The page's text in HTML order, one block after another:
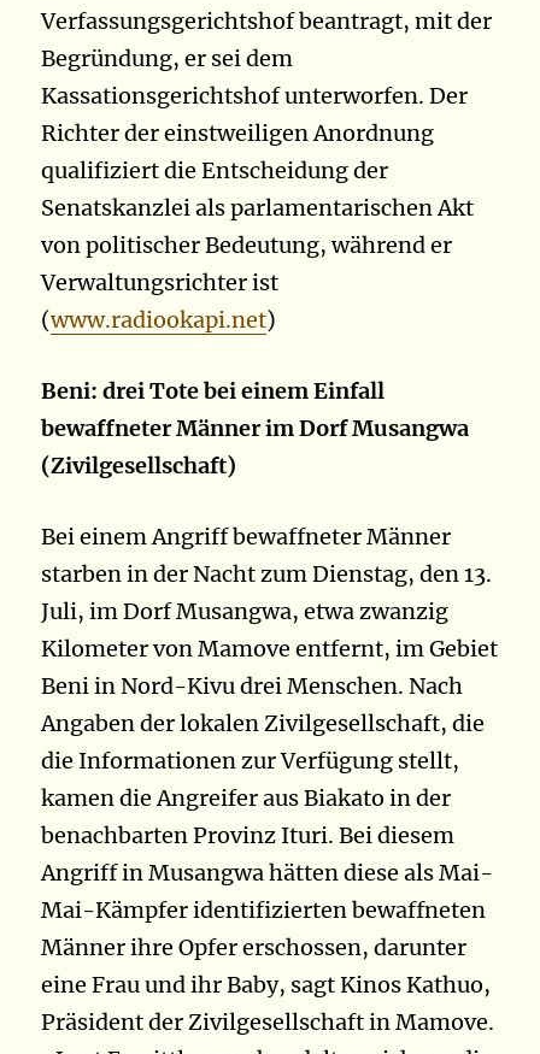
Verfassungsgerichtshof beantragt, mit der
Begründung, er sei dem
Kassationsgerichtshof unterworfen. Der
Richter der einstweiligen Anordnung
qualifiziert die Entscheidung der
Senatskanzlei als parlamentarischen Akt
von politischer Bedeutung, während er
Verwaltungsrichter ist
(www.radiookapi.net)
Beni: drei Tote bei einem Einfall
bewaffneter Männer im Dorf Musangwa
(Zivilgesellschaft)
Bei einem Angriff bewaffneter Männer
starben in der Nacht zum Dienstag, den 13.
Juli, im Dorf Musangwa, etwa zwanzig
Kilometer von Mamove entfernt, im Gebiet
Beni in Nord-Kivu drei Menschen. Nach
Angaben der lokalen Zivilgesellschaft, die
die Informationen zur Verfügung stellt,
kamen die Angreifer aus Biakato in der
benachbarten Provinz Ituri. Bei diesem
Angriff in Musangwa hätten diese als Mai-
Mai-Kämpfer identifizierten bewaffneten
Männer ihre Opfer erschossen, darunter
eine Frau und ihr Baby, sagt Kinos Kathuo,
Präsident der Zivilgesellschaft in Mamove.